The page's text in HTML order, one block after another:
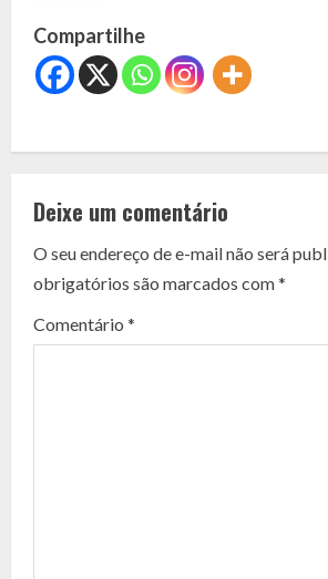
Compartilhe
C
n
t
i
Deixe um comentário
O seu endereço de e-mail não será
obrigatórios são marcados com*
Comentário *